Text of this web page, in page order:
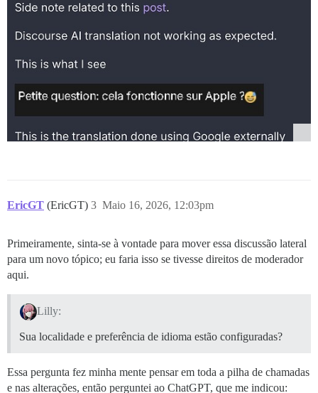
EricGT (EricGT) Maio 16, 2026, 12:03pm
3
Primeiramente, sinta-se à vontade para mover essa discussão lateral
para um novo tópico; eu faria isso se tivesse direitos de moderador
aqui.
Lilly:
Sua localidade e preferência de idioma estão configuradas?
Essa pergunta fez minha mente pensar em toda a pilha de chamadas
e nas alterações, então perguntei ao ChatGPT, que me indicou: